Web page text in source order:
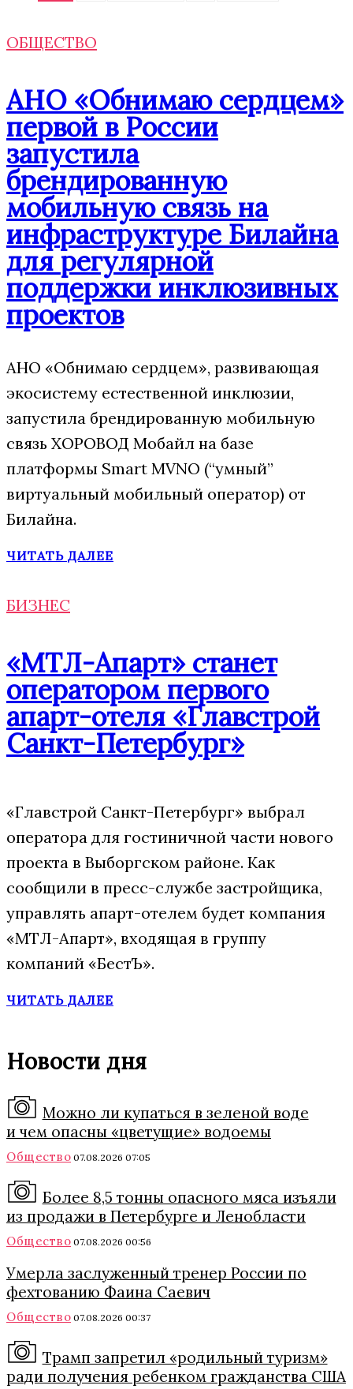
ОБЩЕСТВО
АНО «Обнимаю сердцем»
первой в России
запустила
брендированную
мобильную связь на
инфраструктуре Билайна
для регулярной
поддержки инклюзивных
проектов
АНО «Обнимаю сердцем», развивающая
экосистему естественной инклюзии,
запустила брендированную мобильную
связь ХОРОВОД Мобайл на базе
платформы Smart MVNO (“умный”
виртуальный мобильный оператор) от
Билайна.
ЧИТАТЬ ДАЛЕЕ
БИЗНЕС
«МТЛ-Апарт» станет
оператором первого
апарт-отеля «Главстрой
Санкт-Петербург»
«Главстрой Санкт-Петербург» выбрал
оператора для гостиничной части нового
проекта в Выборгском районе. Как
сообщили в пресс-службе застройщика,
управлять апарт-отелем будет компания
«МТЛ-Апарт», входящая в группу
компаний «БестЪ».
ЧИТАТЬ ДАЛЕЕ
Новости дня
Можно ли купаться в зеленой воде
и чем опасны «цветущие» водоемы
Общество 07.08.2026 07:05
Более 8,5 тонны опасного мяса изъяли
из продажи в Петербурге и Ленобласти
Общество 07.08.2026 00:56
Умерла заслуженный тренер России по
фехтованию Фаина Саевич
Общество 07.08.2026 00:37
Трамп запретил «родильный туризм»
ради получения ребенком гражданства США